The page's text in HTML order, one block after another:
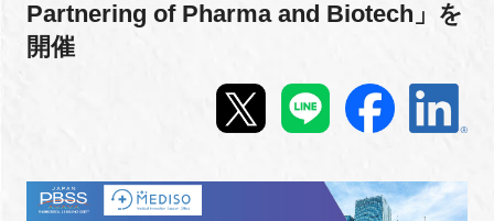
マイページ
プログラム
Partnering of Pharma and Biotech」を
開催